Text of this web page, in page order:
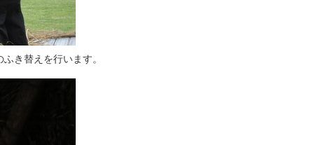
き替えを行います。